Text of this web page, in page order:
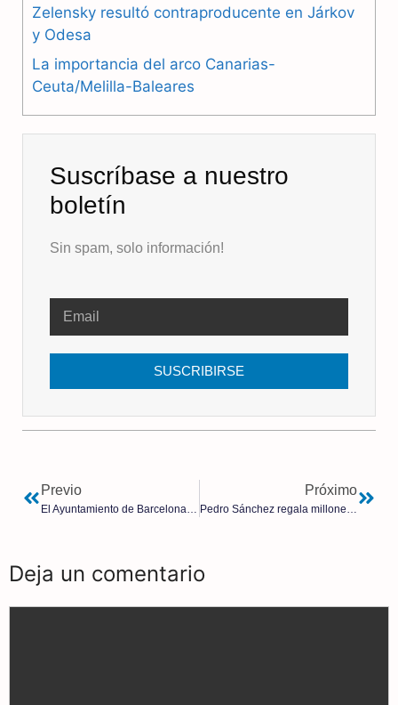
Zelensky resultó contraproducente en Járkov
y Odesa
La importancia del arco Canarias-
Ceuta/Melilla-Baleares
Suscríbase a nuestro
boletín
Sin spam, solo información!
SUSCRIBIRSE
Previo Próximo
Deja un comentario